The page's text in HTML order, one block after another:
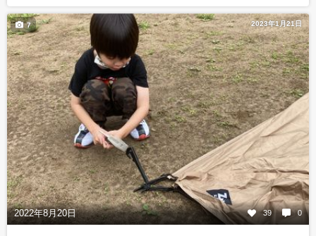
2023年1月21日
2022年8月20日 39 0
7